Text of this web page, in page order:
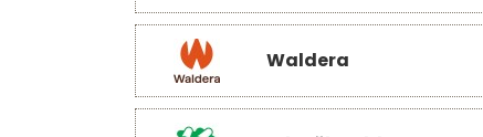
Waldera